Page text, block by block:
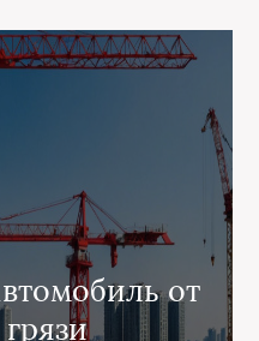
от